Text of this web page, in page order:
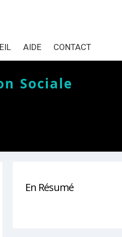
AIDE CONTACT
Sociale
En Résumé